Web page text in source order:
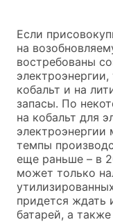
Если
на
востребованы
кобальт и на
запасы. По
на кобальт для
темпы
еще раньше – в
может только
придется ждать
батарей, а